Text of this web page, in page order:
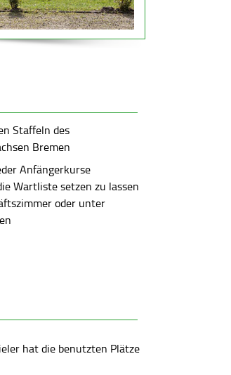
Staffeln des
Bremen
Anfängerkurse
Wartliste setzen zu lassen
oder unter
hat die benutzten Plätze